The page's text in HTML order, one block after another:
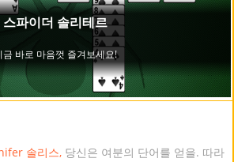
솔리스, 당신은 여분의 단어를 얻을. 따라